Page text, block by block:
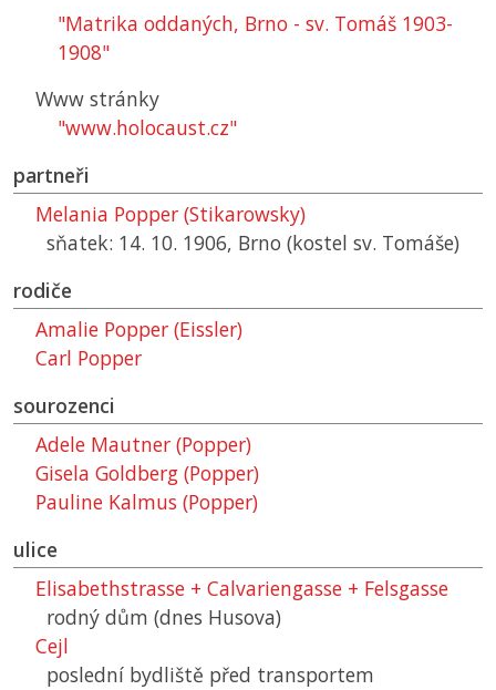
"Matrika oddaných, Brno - sv. Tomáš 1903-
1908"
Www stránky
"www.holocaust.cz"
partneři
Melania Popper (Stikarowsky)
sňatek: 14. 10. 1906, Brno (kostel sv. Tomáše)
rodiče
Amalie Popper (Eissler)
Carl Popper
sourozenci
Adele Mautner (Popper)
Gisela Goldberg (Popper)
Pauline Kalmus (Popper)
ulice
Elisabethstrasse + Calvariengasse + Felsgasse
rodný dům (dnes Husova)
Cejl
poslední bydliště před transportem